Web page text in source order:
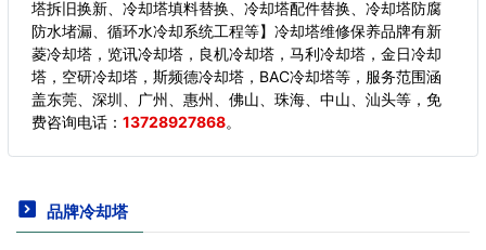
塔拆旧换新、冷却塔填料替换、冷却塔配件替换、冷却塔防腐
防水堵漏、循环水冷却系统工程等】冷却塔维修保养品牌有新
菱冷却塔，览讯冷却塔，良机冷却塔，马利冷却塔，金日冷却
塔，空研冷却塔，斯频德冷却塔，BAC冷却塔等，服务范围涵
盖东莞、深圳、广州、惠州、佛山、珠海、中山、汕头等， 免
费咨询电话： 13728927868。
品牌冷却塔